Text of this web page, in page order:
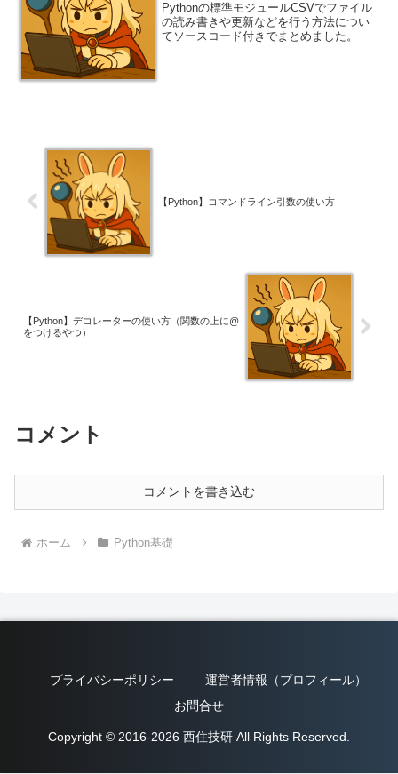
Pythonの標準モジュールCSVでファイル
の読み書きや更新などを行う方法につい
てソースコード付きでまとめました。
【Python】コマンドライン引数の使い方
【Python】デコレーターの使い方（関数の上に@
をつけるやつ）
コメント
コメントを書き込む
ホーム Python基礎
プライバシーポリシー
運営者情報（プロフィール）
お問合せ
Copyright © 2016-2026 西住技研 All Rights Reserved.